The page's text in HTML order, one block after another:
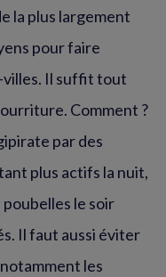
la plus largement
pour faire
villes. Il suffit tout
Comment ?
par des
plus actifs la nuit,
le soir
Il faut aussi éviter
les